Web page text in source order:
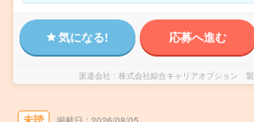
気になる! 応募へ進む
派遣会社 株式会社綜合キャリアオプション 製